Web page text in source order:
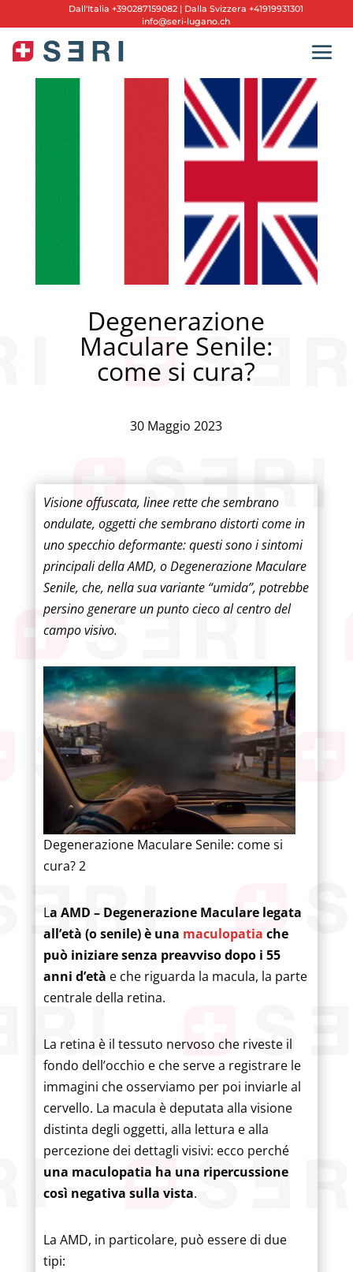
Dall'Italia +390287159082 | Dalla Svizzera +41919931301
info@seri-lugano.ch
Degenerazione
Maculare Senile:
come si cura?
30 Maggio 2023
Visione offuscata, linee rette che sembrano
ondulate, oggetti che sembrano distorti come in
uno specchio deformante: questi sono i sintomi
principali della AMD, o Degenerazione Maculare
Senile, che, nella sua variante “umida”, potrebbe
persino generare un punto cieco al centro del
campo visivo.
Degenerazione Maculare Senile: come si
cura? 2
La AMD – Degenerazione Maculare legata
all’età (o senile) è una maculopatia che
può iniziare senza preavviso dopo i 55
anni d’età e che riguarda la macula, la parte
centrale della retina.
La retina è il tessuto nervoso che riveste il
fondo dell’occhio e che serve a registrare le
immagini che osserviamo per poi inviarle al
cervello. La macula è deputata alla visione
distinta degli oggetti, alla lettura e alla
percezione dei dettagli visivi: ecco perché
una maculopatia ha una ripercussione
così negativa sulla vista.
La AMD, in particolare, può essere di due
tipi: